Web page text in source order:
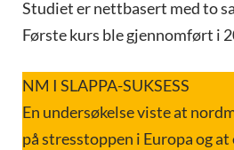
Studiet er nettbasert med to
Første kurs ble gjennomført i
NM I SLAPPA-SUKSESS
En undersøkelse viste at
på stresstoppen i Europa og